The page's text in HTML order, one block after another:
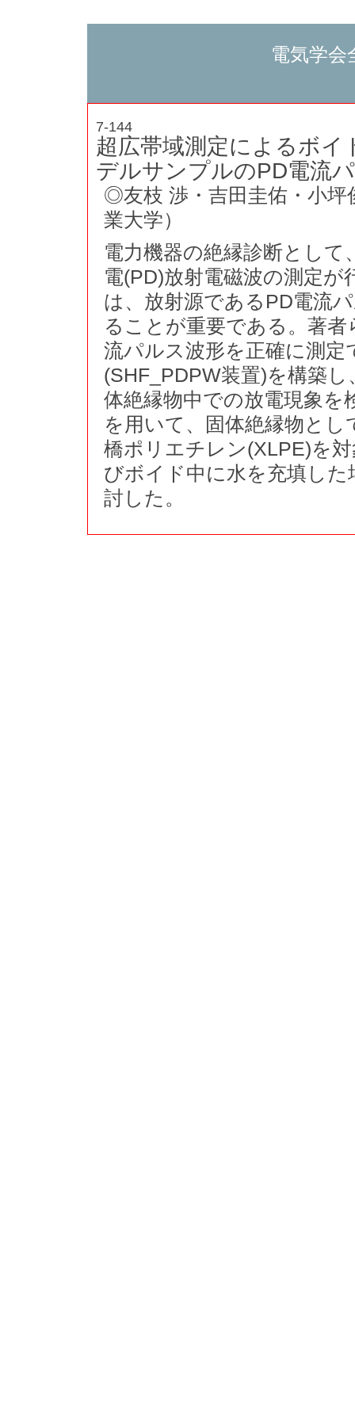
電気学会
7-144
超広帯域測定によるボ
デルサンプルのPD電流
◎友枝 渉・吉田圭佑・小坪
業大学）
電力機器の絶縁診断として
電(PD)放射電磁波の測定
は、放射源であるPD電流
ることが重要である。著
流パルス波形を正確に測定
(SHF_PDPW装置)を構築
体絶縁物中での放電現象を
を用いて、固体絶縁物と
橋ポリエチレン(XLPE)を
びボイド中に水を充填し
討した。